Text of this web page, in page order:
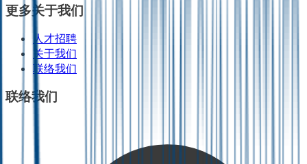
更多关于我们
人才招聘
关于我们
联络我们
联络我们